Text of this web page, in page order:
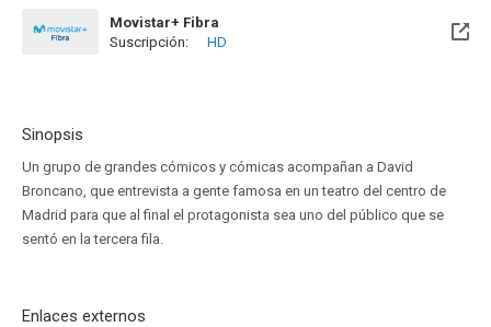
Movistar+ Fibra
Disponible hasta el Sab, 31 Dic 2033 (Quedan 7 años)
Suscripción: HD
Sinopsis
Un grupo de grandes cómicos y cómicas acompañan a David
Broncano, que entrevista a gente famosa en un teatro del centro de
Madrid para que al final el protagonista sea uno del público que se
sentó en la tercera fila.
Enlaces externos